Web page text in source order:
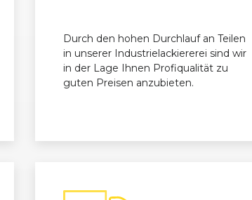
Durch den hohen Durchlauf an Teilen
in unserer Industrielackiererei sind wir
in der Lage Ihnen Profiqualität zu
guten Preisen anzubieten.